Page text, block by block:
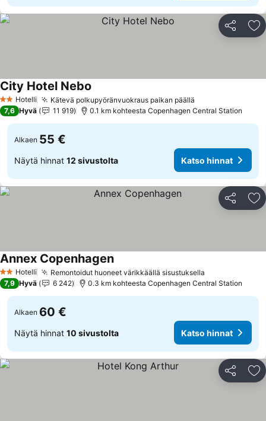
Jaa
2 Tähtiluokitus
Hotelli Kätevä polkupyöränvuokraus paikan päällä
City Hotel Nebo
7,6 Hyvä 11 919 0.1 km kohteesta Copenhagen Central Station
Alkaen 55 €
Näytä hinnat 12 sivustolta Katso hinnat
Jaa
2 Tähtiluokitus
Hotelli Remontoidut huoneet värikkäällä sisustuksella
Annex Copenhagen
7,9 Hyvä 6 242 0.3 km kohteesta Copenhagen Central Station
Alkaen 60 €
Näytä hinnat 10 sivustolta Katso hinnat
Jaa